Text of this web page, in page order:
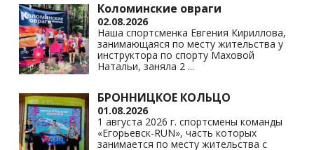
Коломинские овраги
02.08.2026
Наша спортсменка Евгения Кириллова,
занимающаяся по месту жительства у
инструктора по спорту Маховой
Натальи, заняла 2 ...
БРОННИЦКОЕ КОЛЬЦО
01.08.2026
1 августа 2026 г. спортсмены команды
«Егорьевск-RUN», часть которых
занимается по месту жительства с